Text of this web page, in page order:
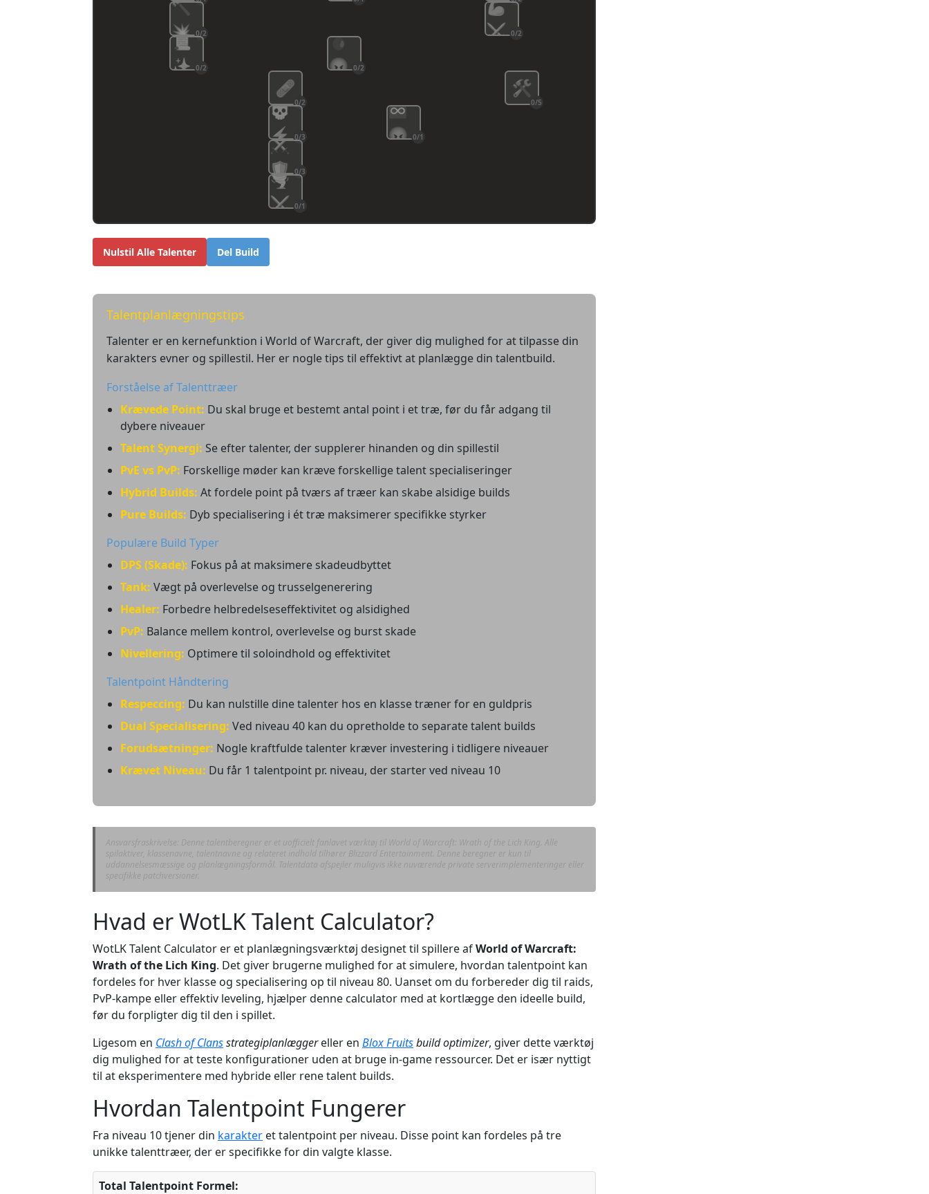
🔨
💥 0/2
💪
⚔️ 0/2
📜
✨ 0/2
🩸
😡 0/2
🩹
0/2
🛠️
0/5
💀
⚡ 0/3
♾️
😡 0/1
⚔️
🛡️ 0/3
🌪️
⚔️ 0/1
Nulstil Alle Talenter Del Build
Talentplanlægningstips
Talenter er en kernefunktion i World of Warcraft, der giver dig mulighed for at tilpasse din
karakters evner og spillestil. Her er nogle tips til effektivt at planlægge din talentbuild.
Forståelse af Talenttræer
Krævede Point: Du skal bruge et bestemt antal point i et træ, før du får adgang til
dybere niveauer
Talent Synergi: Se efter talenter, der supplerer hinanden og din spillestil
PvE vs PvP: Forskellige møder kan kræve forskellige talent specialiseringer
Hybrid Builds: At fordele point på tværs af træer kan skabe alsidige builds
Pure Builds: Dyb specialisering i ét træ maksimerer specifikke styrker
Populære Build Typer
DPS (Skade): Fokus på at maksimere skadeudbyttet
Tank: Vægt på overlevelse og trusselgenerering
Healer: Forbedre helbredelseseffektivitet og alsidighed
PvP: Balance mellem kontrol, overlevelse og burst skade
Nivellering: Optimere til soloindhold og effektivitet
Talentpoint Håndtering
Respeccing: Du kan nulstille dine talenter hos en klasse træner for en guldpris
Dual Specialisering: Ved niveau 40 kan du opretholde to separate talent builds
Forudsætninger: Nogle kraftfulde talenter kræver investering i tidligere niveauer
Krævet Niveau: Du får 1 talentpoint pr. niveau, der starter ved niveau 10
Ansvarsfraskrivelse: Denne talentberegner er et uofficielt fanlavet værktøj til World of Warcraft: Wrath of the Lich King. Alle
spilaktiver, klassenavne, talentnavne og relateret indhold tilhører Blizzard Entertainment. Denne beregner er kun til
uddannelsesmæssige og planlægningsformål. Talentdata afspejler muligvis ikke nuværende private serverimplementeringer eller
specifikke patchversioner.
Hvad er WotLK Talent Calculator?
WotLK Talent Calculator er et planlægningsværktøj designet til spillere afWorld of Warcraft:
Wrath of the Lich King. Det giver brugerne mulighed for at simulere, hvordan talentpoint kan
fordeles for hver klasse og specialisering op til niveau 80. Uanset om du forbereder dig til raids,
PvP-kampe eller effektiv leveling, hjælper denne calculator med at kortlægge den ideelle build,
før du forpligter dig til den i spillet.
Ligesom en Clash of Clansstrategiplanlæggereller en Blox Fruitsbuild optimizer, giver dette værktøj
dig mulighed for at teste konfigurationer uden at bruge in-game ressourcer. Det er især nyttigt
til at eksperimentere med hybride eller rene talent builds.
Hvordan Talentpoint Fungerer
Fra niveau 10 tjener din karakter et talentpoint per niveau. Disse point kan fordeles på tre
unikke talenttræer, der er specifikke for din valgte klasse.
Total Talentpoint Formel: